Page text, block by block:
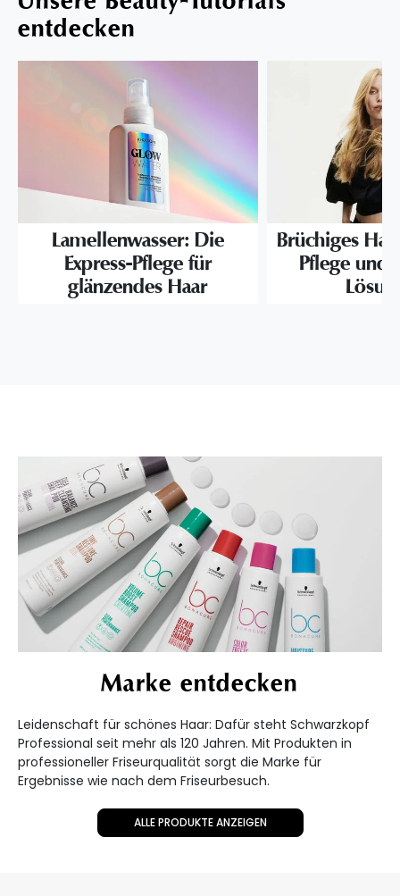
entdecken
Lamellenwasser: Die
Express-Pflege für
glänzendes Haar
Brüchiges
Pflege und
Marke entdecken
Leidenschaft für schönes Haar: Dafür steht Schwarzkopf
Professional seit mehr als 120 Jahren. Mit Produkten in
professioneller Friseurqualität sorgt die Marke für
Ergebnisse wie nach dem Friseurbesuch.
ALLE PRODUKTE ANZEIGEN